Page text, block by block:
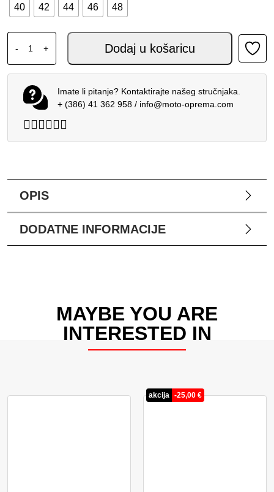
40 42 44 46 48
-
DAINESE SUPER SPRINT D-DRY ŽENSKA JAKNA CRNA
+ Dodaj u košaricu
Imate li pitanje? Kontaktirajte našeg stručnjaka.
+ (386) 41 362 958/ info@moto-oprema.com
OPIS
DODATNE INFORMACIJE
MAYBE YOU ARE
INTERESTED IN
akcija -25,00 €